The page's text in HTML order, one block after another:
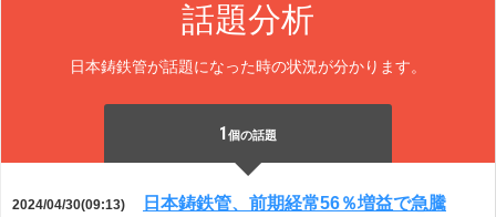
話題分析
日本鋳鉄管が話題になった時の状況が分かります。
1 個の話題
2024/04/30(09:13) 日本鋳鉄管、前期経常56％増益で急騰